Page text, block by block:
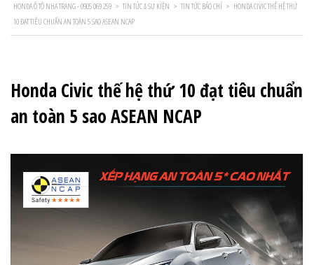
HONDA Ô TÔ NHA TRANG - 0905 069 259 > TIN TỨC & SỰ KIỆN > TIN TỨC BÁO CHÍ > HONDA CIVIC THẾ HỆ THỨ
10 ĐẠT TIÊU CHUẨN AN TOÀN 5 SAO ASEAN NCAP
Honda Civic thế hệ thứ 10 đạt tiêu chuẩn
an toàn 5 sao ASEAN NCAP